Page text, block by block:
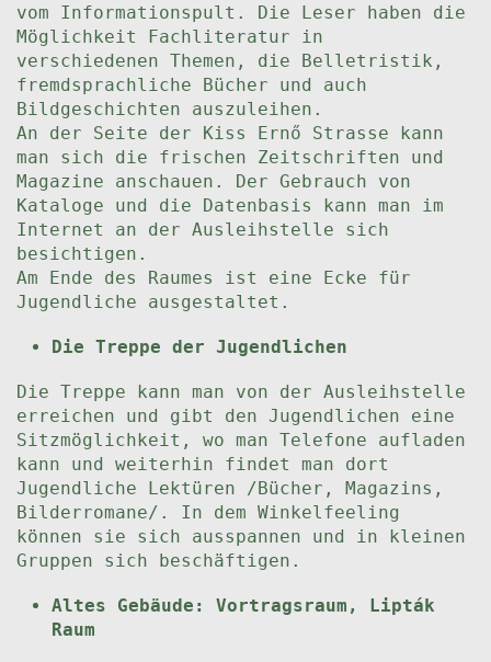
vom Informationspult. Die Leser haben die
Möglichkeit Fachliteratur in
verschiedenen Themen, die Belletristik,
fremdsprachliche Bücher und auch
Bildgeschichten auszuleihen.
An der Seite der Kiss Ernő Strasse kann
man sich die frischen Zeitschriften und
Magazine anschauen. Der Gebrauch von
Kataloge und die Datenbasis kann man im
Internet an der Ausleihstelle sich
besichtigen.
Am Ende des Raumes ist eine Ecke für
Jugendliche ausgestaltet.
Die Treppe der Jugendlichen
Die Treppe kann man von der Ausleihstelle
erreichen und gibt den Jugendlichen eine
Sitzmöglichkeit, wo man Telefone aufladen
kann und weiterhin findet man dort
Jugendliche Lektüren /Bücher, Magazins,
Bilderromane/. In dem Winkelfeeling
können sie sich ausspannen und in kleinen
Gruppen sich beschäftigen.
Altes Gebäude: Vortragsraum, Lipták
Raum